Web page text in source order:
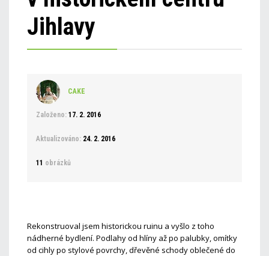
Jihlavy
CAKE
Založeno: 17. 2. 2016
Aktualizováno: 24. 2. 2016
11 obrázků
Rekonstruoval jsem historickou ruinu a vyšlo z toho
nádherné bydlení. Podlahy od hlíny až po palubky, omítky
od cihly po stylové povrchy, dřevěné schody oblečené do